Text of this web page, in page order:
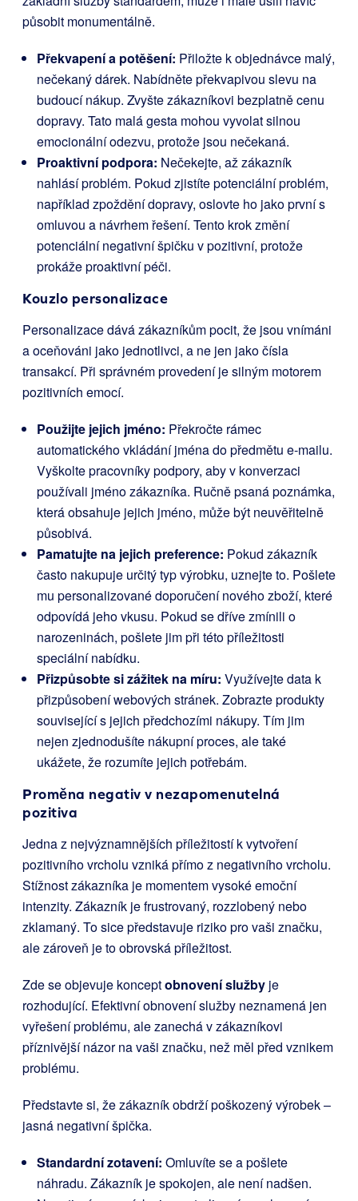
působit monumentálně.
Překvapení a potěšení: Přiložte k objednávce malý,
nečekaný dárek. Nabídněte překvapivou slevu na
budoucí nákup. Zvyšte zákazníkovi bezplatně cenu
dopravy. Tato malá gesta mohou vyvolat silnou
emocionální odezvu, protože jsou nečekaná.
Proaktivní podpora: Nečekejte, až zákazník
nahlásí problém. Pokud zjistíte potenciální problém,
například zpoždění dopravy, oslovte ho jako první s
omluvou a návrhem řešení. Tento krok změní
potenciální negativní špičku v pozitivní, protože
prokáže proaktivní péči.
Kouzlo personalizace
Personalizace dává zákazníkům pocit, že jsou vnímáni
a oceňováni jako jednotlivci, a ne jen jako čísla
transakcí. Při správném provedení je silným motorem
pozitivních emocí.
Použijte jejich jméno: Překročte rámec
automatického vkládání jména do předmětu e-mailu.
Vyškolte pracovníky podpory, aby v konverzaci
používali jméno zákazníka. Ručně psaná poznámka,
která obsahuje jejich jméno, může být neuvěřitelně
působivá.
Pamatujte na jejich preference: Pokud zákazník
často nakupuje určitý typ výrobku, uznejte to. Pošlete
mu personalizované doporučení nového zboží, které
odpovídá jeho vkusu. Pokud se dříve zmínili o
narozeninách, pošlete jim při této příležitosti
speciální nabídku.
Přizpůsobte si zážitek na míru: Využívejte data k
přizpůsobení webových stránek. Zobrazte produkty
související s jejich předchozími nákupy. Tím jim
nejen zjednodušíte nákupní proces, ale také
ukážete, že rozumíte jejich potřebám.
Proměna negativ v nezapomenutelná
pozitiva
Jedna z nejvýznamnějších příležitostí k vytvoření
pozitivního vrcholu vzniká přímo z negativního vrcholu.
Stížnost zákazníka je momentem vysoké emoční
intenzity. Zákazník je frustrovaný, rozzlobený nebo
zklamaný. To sice představuje riziko pro vaši značku,
ale zároveň je to obrovská příležitost.
Zde se objevuje konceptobnovení služby je
rozhodující. Efektivní obnovení služby neznamená jen
vyřešení problému, ale zanechá v zákazníkovi
příznivější názor na vaši značku, než měl před vznikem
problému.
Představte si, že zákazník obdrží poškozený výrobek –
jasná negativní špička.
Standardní zotavení: Omluvíte se a pošlete
náhradu. Zákazník je spokojen, ale není nadšen.